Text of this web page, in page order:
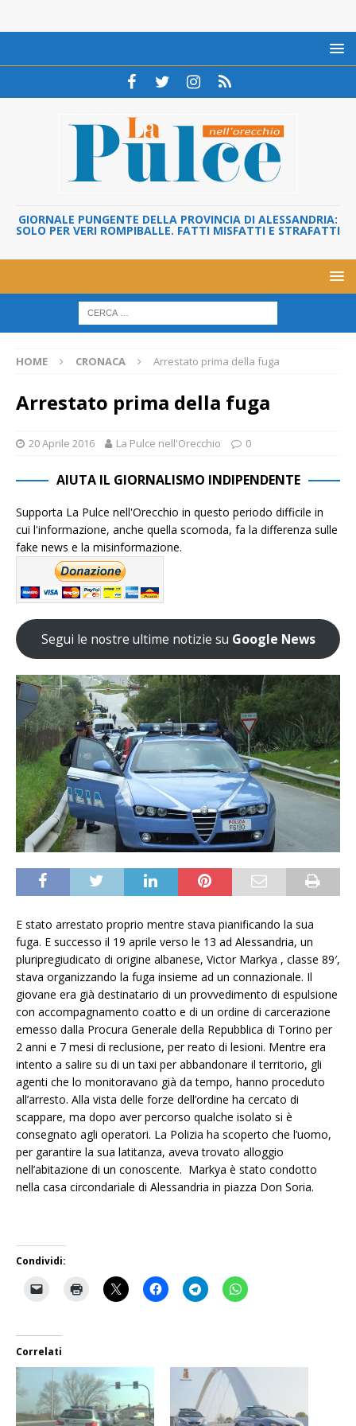
GIORNALE PUNGENTE DELLA PROVINCIA DI ALESSANDRIA:
SOLO PER VERI ROMPIBALLE. FATTI MISFATTI E STRAFATTI
HOME CRONACA Arrestato prima della fuga
Arrestato prima della fuga
20 Aprile 2016 La Pulce nell'Orecchio 0
AIUTA IL GIORNALISMO INDIPENDENTE
Supporta La Pulce nell'Orecchio in questo periodo difficile in
cui l'informazione, anche quella scomoda, fa la differenza sulle
fake news e la misinformazione.
Segui le nostre ultime notizie su Google News
E stato arrestato proprio mentre stava pianificando la sua
fuga. E successo il 19 aprile verso le 13 ad Alessandria, un
pluripregiudicato di origine albanese, Victor Markya , classe 89′,
stava organizzando la fuga insieme ad un connazionale. Il
giovane era già destinatario di un provvedimento di espulsione
con accompagnamento coatto e di un ordine di carcerazione
emesso dalla Procura Generale della Repubblica di Torino per
2 anni e 7 mesi di reclusione, per reato di lesioni. Mentre era
intento a salire su di un taxi per abbandonare il territorio, gli
agenti che lo monitoravano già da tempo, hanno proceduto
all’arresto. Alla vista delle forze dell’ordine ha cercato di
scappare, ma dopo aver percorso qualche isolato si è
consegnato agli operatori. La Polizia ha scoperto che l’uomo,
per garantire la sua latitanza, aveva trovato alloggio
nell’abitazione di un conoscente. Markya è stato condotto
nella casa circondariale di Alessandria in piazza Don Soria.
Condividi:
Correlati